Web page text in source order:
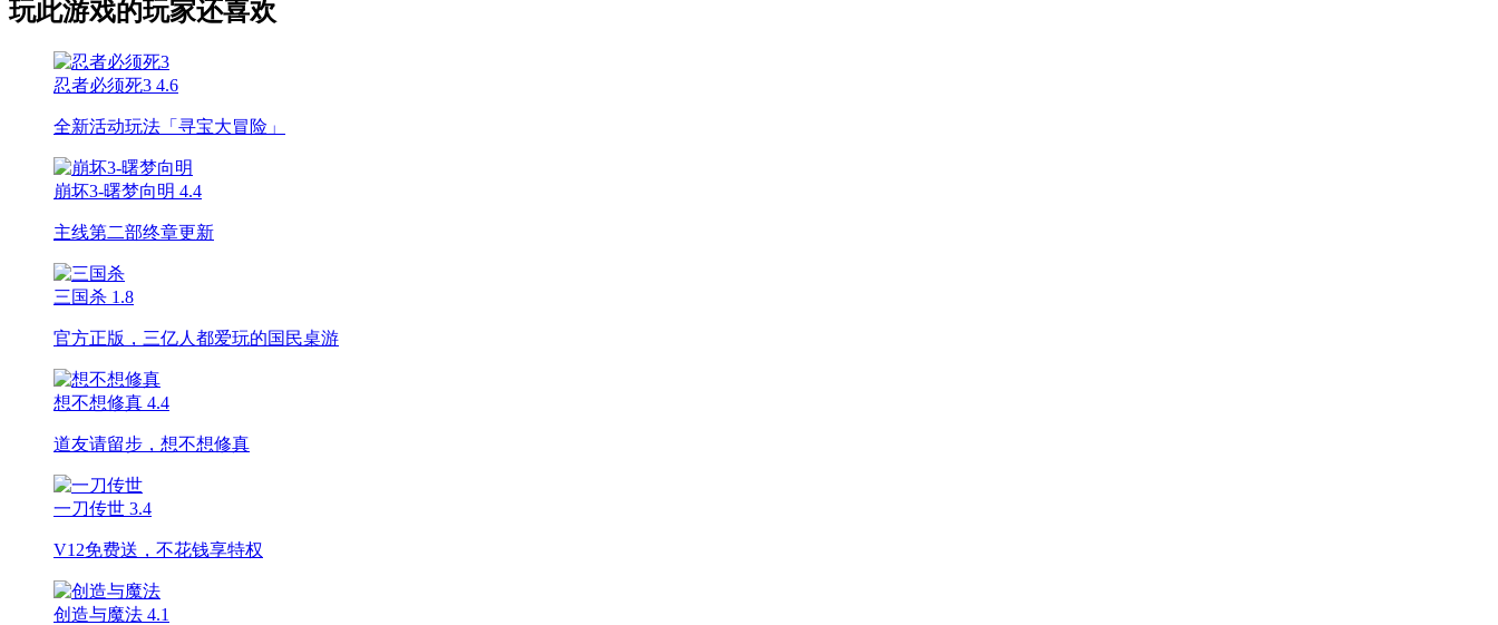
玩此游戏的玩家还喜欢
忍者必须死3 4.6
全新活动玩法「寻宝大冒险」
崩坏3-曙梦向明 4.4
主线第二部终章更新
三国杀 1.8
官方正版，三亿人都爱玩的国民桌游
想不想修真 4.4
道友请留步，想不想修真
一刀传世 3.4
V12免费送，不花钱享特权
创造与魔法 4.1